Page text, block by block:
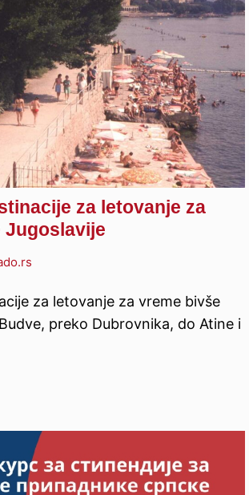
za letovanje za
Jugoslavije
za letovanje za vreme bivše
preko Dubrovnika, do Atine i